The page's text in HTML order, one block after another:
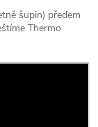
šupin) předem
Thermo